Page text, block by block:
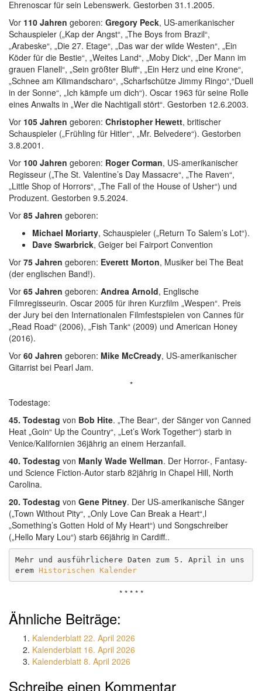
Ehrenoscar für sein Lebenswerk. Gestorben 31.1.2005.
Vor 110 Jahren geboren: Gregory Peck, US-amerikanischer
Schauspieler („Kap der Angst“, „The Boys from Brazil“,
„Arabeske“, „Die 27. Etage“, „Das war der wilde Westen“, „Ein
Köder für die Bestie“, „Weites Land“, „Moby Dick“, „Der Mann im
grauen Flanell“, „Sein größter Bluff“, „Ein Herz und eine Krone“,
„Schnee am Kilimandscharo“, „Scharfschütze Jimmy Ringo“,“Duell
in der Sonne“, „Ich kämpfe um dich“). Oscar 1963 für seine Rolle
eines Anwalts in „Wer die Nachtigall stört“. Gestorben 12.6.2003.
Vor 105 Jahren geboren: Christopher Hewett, britischer
Schauspieler („Frühling für Hitler“, „Mr. Belvedere“). Gestorben
3.8.2001.
Vor 100 Jahren geboren: Roger Corman, US-amerikanischer
Regisseur („The St. Valentine’s Day Massacre“, „The Raven“,
„Little Shop of Horrors“, „The Fall of the House of Usher“) und
Produzent. Gestorben 9.5.2024.
Vor 85 Jahren geboren:
Michael Moriarty, Schauspieler („Return To Salem’s Lot“).
Dave Swarbrick, Geiger bei Fairport Convention
Vor 75 Jahren geboren: Everett Morton, Musiker bei The Beat
(der englischen Band!).
Vor 65 Jahren geboren: Andrea Arnold, Englische
Filmregisseurin. Oscar 2005 für ihren Kurzfilm „Wespen“. Preis
der Jury bei den Internationalen Filmfestspielen von Cannes für
„Read Road“ (2006), „Fish Tank“ (2009) und American Honey
(2016).
Vor 60 Jahren geboren: Mike McCready, US-amerikanischer
Gitarrist bei Pearl Jam.
*
Todestage:
45. Todestag von Bob Hite. „The Bear“, der Sänger von Canned
Heat „Goin“ Up the Country“, „Let’s Work Together“) starb in
Venice/Kalifornien 36jährig an einem Herzanfall.
40. Todestag von Manly Wade Wellman. Der Horror-, Fantasy-
und Science Fiction-Autor starb 82jährig in Chapel Hill, North
Carolina.
20. Todestag von Gene Pitney. Der US-amerikanische Sänger
(„Town Without Pity“, „Only Love Can Break a Heart“,l
„Something’s Gotten Hold of My Heart“) und Songschreiber
(„Hello Mary Lou“) starb 66jährig in Cardiff..
Mehr und ausführlichere Daten zum 5. April in uns
erem Historischen Kalender
* * * * *
Ähnliche Beiträge:
Kalenderblatt 22. April 2026
Kalenderblatt 16. April 2026
Kalenderblatt 8. April 2026
Schreibe einen Kommentar